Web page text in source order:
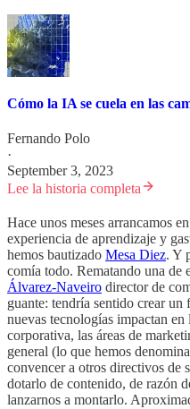
Cómo la IA se cuela en las
Fernando Polo
·
September 3, 2023
Lee la historia completa
Hace unos meses arrancamos
experiencia de aprendizaje y
hemos bautizado Mesa Diez. Y
comía todo. Rematando una de
Álvarez-Naveiro director de
guante: tendría sentido crear un
nuevas tecnologías impactan
corporativa, las áreas de
general (lo que hemos
convencer a otros directivos de
dotarlo de contenido, de razón
lanzarnos a montarlo.